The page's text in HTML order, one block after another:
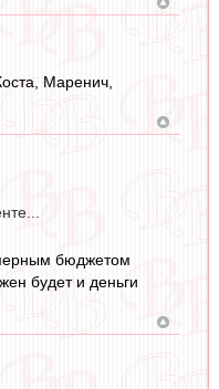
Маренич,
бюджетом
будет и деньги